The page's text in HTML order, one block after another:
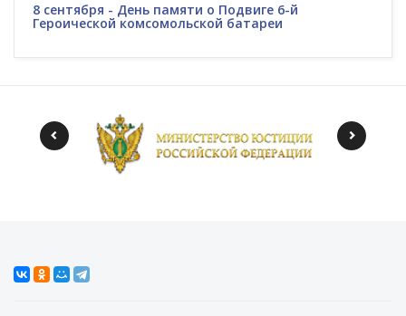
8 сентября - День памяти о Подвиге 6-й
Героической комсомольской батареи